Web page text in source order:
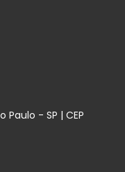
Paulo - SP | CEP